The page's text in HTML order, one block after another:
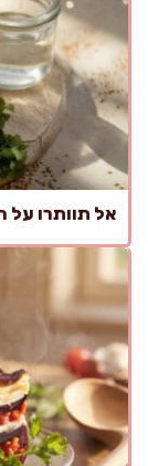
אל תוותרו על